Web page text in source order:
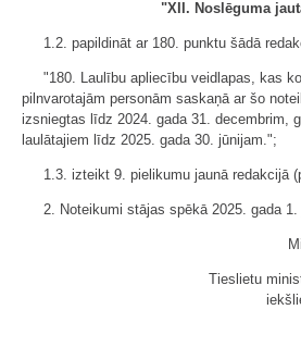
"XII. Noslēguma
1.2. papildināt ar 180. punktu šādā
"180. Laulību apliecību veidlapas, kas
pilnvarotajām personām saskaņā ar šo
izsniegtas līdz 2024. gada 31. decembrim,
laulātajiem līdz 2025. gada 30. jūnijam.";
1.3. izteikt 9. pielikumu jaunā redakcijā
2. Noteikumi stājas spēkā 2025. gada
Tieslietu